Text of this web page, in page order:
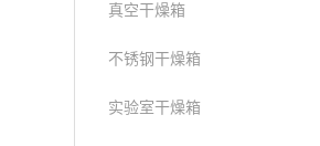
真空干燥箱
不锈钢干燥箱
实验室干燥箱